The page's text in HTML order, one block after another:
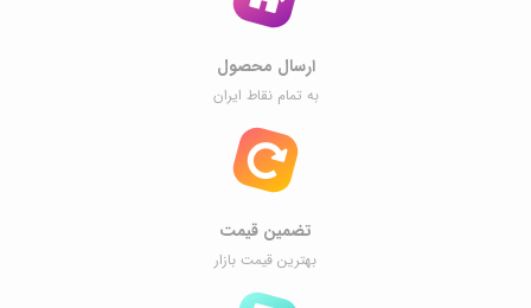
ارسال محصول
به تمام نقاط ایران
تضمین قیمت
بهترین قیمت بازار